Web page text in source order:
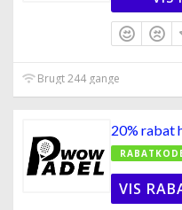
Brugt 244 gange
20% rabat
VIS